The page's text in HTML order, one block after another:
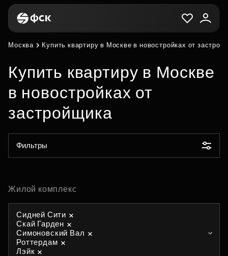
Москва Купить квартиру в Москве в новостройках от
Купить квартиру в Москве
в новостройках от
застройщика
Фильтры
Жилой комплекс
Сидней Сити
Скай Гарден
Симоновский Вал
Роттердам
Лэйк